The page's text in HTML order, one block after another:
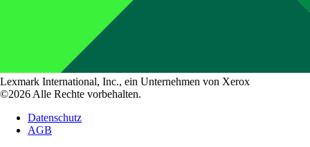
Lexmark International, Inc., ein Unternehmen von Xerox
©2026 Alle Rechte vorbehalten.
Datenschutz
AGB